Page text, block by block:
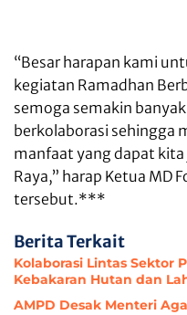
“Besar harapan kami
kegiatan Ramadhan
semoga semakin
berkolaborasi sehingga
manfaat yang dapat
Raya,” harap Ketua MD
tersebut.***
Berita Terkait
Kolaborasi Lintas Sektor
Kebakaran Hutan dan
AMPD Desak Menteri